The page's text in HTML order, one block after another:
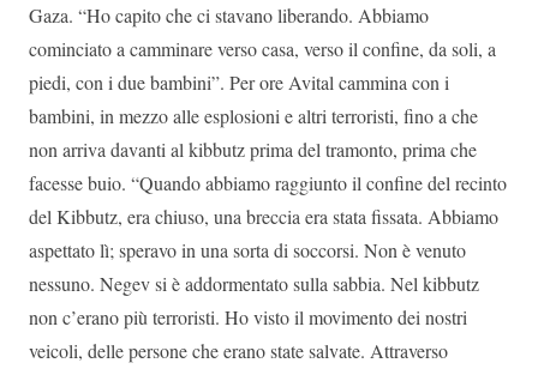
Gaza. “Ho capito che ci stavano liberando. Abbiamo
cominciato a camminare verso casa, verso il confine, da soli, a
piedi, con i due bambini”. Per ore Avital cammina con i
bambini, in mezzo alle esplosioni e altri terroristi, fino a che
non arriva davanti al kibbutz prima del tramonto, prima che
facesse buio. “Quando abbiamo raggiunto il confine del recinto
del Kibbutz, era chiuso, una breccia era stata fissata. Abbiamo
aspettato lì; speravo in una sorta di soccorsi. Non è venuto
nessuno. Negev si è addormentato sulla sabbia. Nel kibbutz
non c’erano più terroristi. Ho visto il movimento dei nostri
veicoli, delle persone che erano state salvate. Attraverso